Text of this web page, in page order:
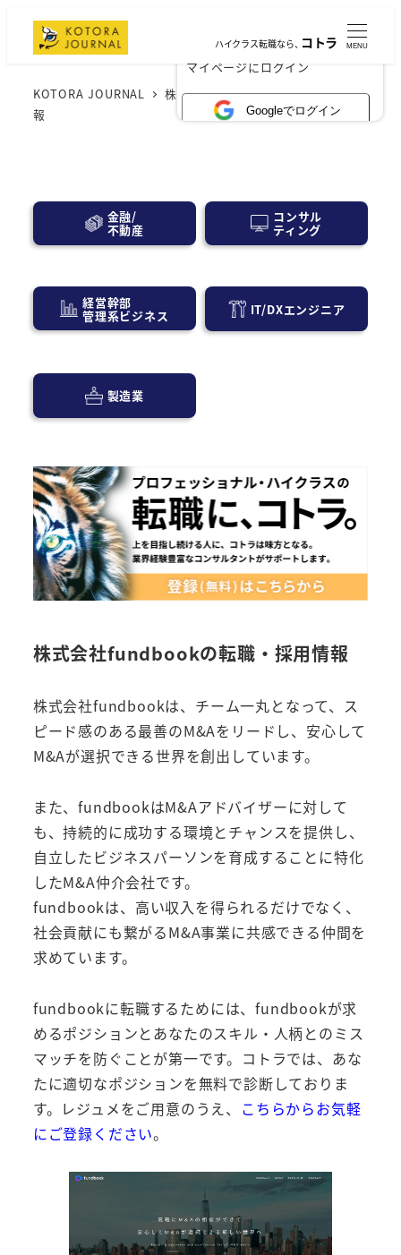
×
マイページにログイン
Googleでログイン
ハイクラス転職なら、コトラ MENU
KOTORA JOURNAL
株式会社fundbookの転職・採用情
報
金融/
不動産
コンサル
ティング
経営幹部
管理系ビジネス IT/DXエンジニア
製造業
株式会社fundbookの転職・採用情報
株式会社fundbookは、チーム一丸となって、ス
ピード感のある最善のM&Aをリードし、安心して
M&Aが選択できる世界を創出しています。
また、fundbookはM&Aアドバイザーに対して
も、持続的に成功する環境とチャンスを提供し、
自立したビジネスパーソンを育成することに特化
したM&A仲介会社です。
fundbookは、高い収入を得られるだけでなく、
社会貢献にも繋がるM&A事業に共感できる仲間を
求めています。
fundbookに転職するためには、fundbookが求
めるポジションとあなたのスキル・人柄とのミス
マッチを防ぐことが第一です。コトラでは、あな
たに適切なポジションを無料で診断しておりま
す。レジュメをご用意のうえ、 こちらからお気軽
にご登録ください。